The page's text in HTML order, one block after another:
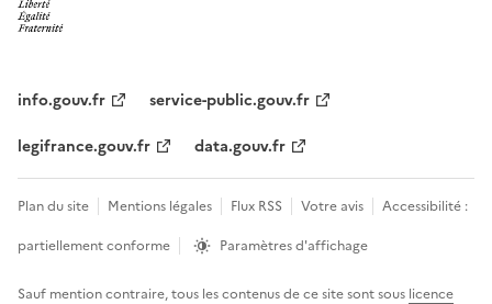
info.gouv.fr
service-public.gouv.fr
legifrance.gouv.fr
data.gouv.fr
Plan du site Mentions légales Flux RSS Votre avis
Accessibilité :
partiellement conforme
Paramètres d'affichage
Sauf mention contraire, tous les contenus de ce site sont sous licence